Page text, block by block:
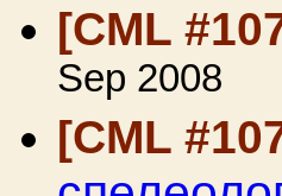
[CML
Sep 2008
[CML